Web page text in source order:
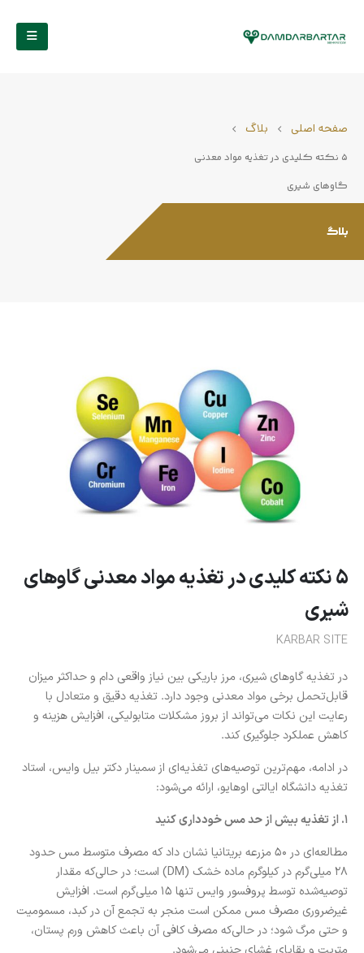
صفحه اصلی بلاگ
۵ نکته کلیدی در تغذیه مواد معدنی
گاوهای شیری
بلاگ
۵ نکته کلیدی در تغذیه مواد معدنی گاوهای
شیری
KARBAR SITE
در تغذیه گاوهای شیری، مرز باریکی بین نیاز واقعی دام و حداکثر میزان
قابل‌تحمل برخی مواد معدنی وجود دارد. تغذیه دقیق و متعادل با
رعایت این نکات می‌تواند از بروز مشکلات متابولیکی، افزایش هزینه و
کاهش عملکرد جلوگیری کند.
در ادامه، مهم‌ترین توصیه‌های تغذیه‌ای از سمینار دکتر بیل وایس، استاد
تغذیه دانشگاه ایالتی اوهایو، ارائه می‌شود:
۱. از تغذیه بیش‌ از حد مس خودداری کنید
مطالعه‌ای در ۵۰ مزرعه بریتانیا نشان داد که مصرف متوسط مس حدود
۲۸ میلی‌گرم در کیلوگرم ماده خشک (DM) است؛ در حالی‌که مقدار
توصیه‌شده توسط پروفسور وایس تنها ۱۵ میلی‌گرم است. افزایش
غیرضروری مصرف مس ممکن است منجر به تجمع آن در کبد، مسمومیت
و حتی مرگ شود؛ در حالی‌که مصرف کافی آن باعث کاهش ورم پستان،